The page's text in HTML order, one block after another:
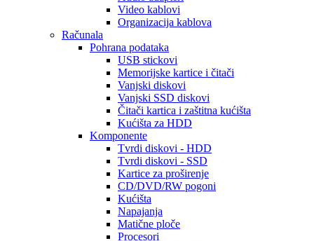
Video kablovi
Organizacija kablova
Računala
Pohrana podataka
USB stickovi
Memorijske kartice i čitači
Vanjski diskovi
Vanjski SSD diskovi
Čitači kartica i zaštitna kućišta
Kućišta za HDD
Komponente
Tvrdi diskovi - HDD
Tvrdi diskovi - SSD
Kartice za proširenje
CD/DVD/RW pogoni
Kućišta
Napajanja
Matične ploče
Procesori